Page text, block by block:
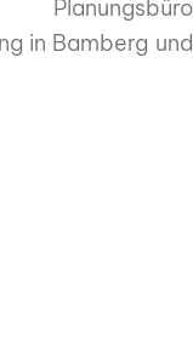
in Bamberg